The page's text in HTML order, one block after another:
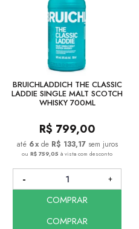
BRUICHLADDICH THE CLASSIC
LADDIE SINGLE MALT SCOTCH
WHISKY 700ML
R$ 799,00
6x de R$ 133,17 sem juros
ouR$ 759,05à vista com desconto
COMPRAR
COMPRAR